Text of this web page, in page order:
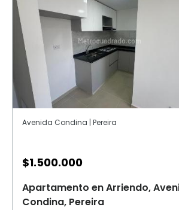
Avenida Condina | Pereira
$1.500.000
Apartamento en Arriendo,
Condina, Pereira